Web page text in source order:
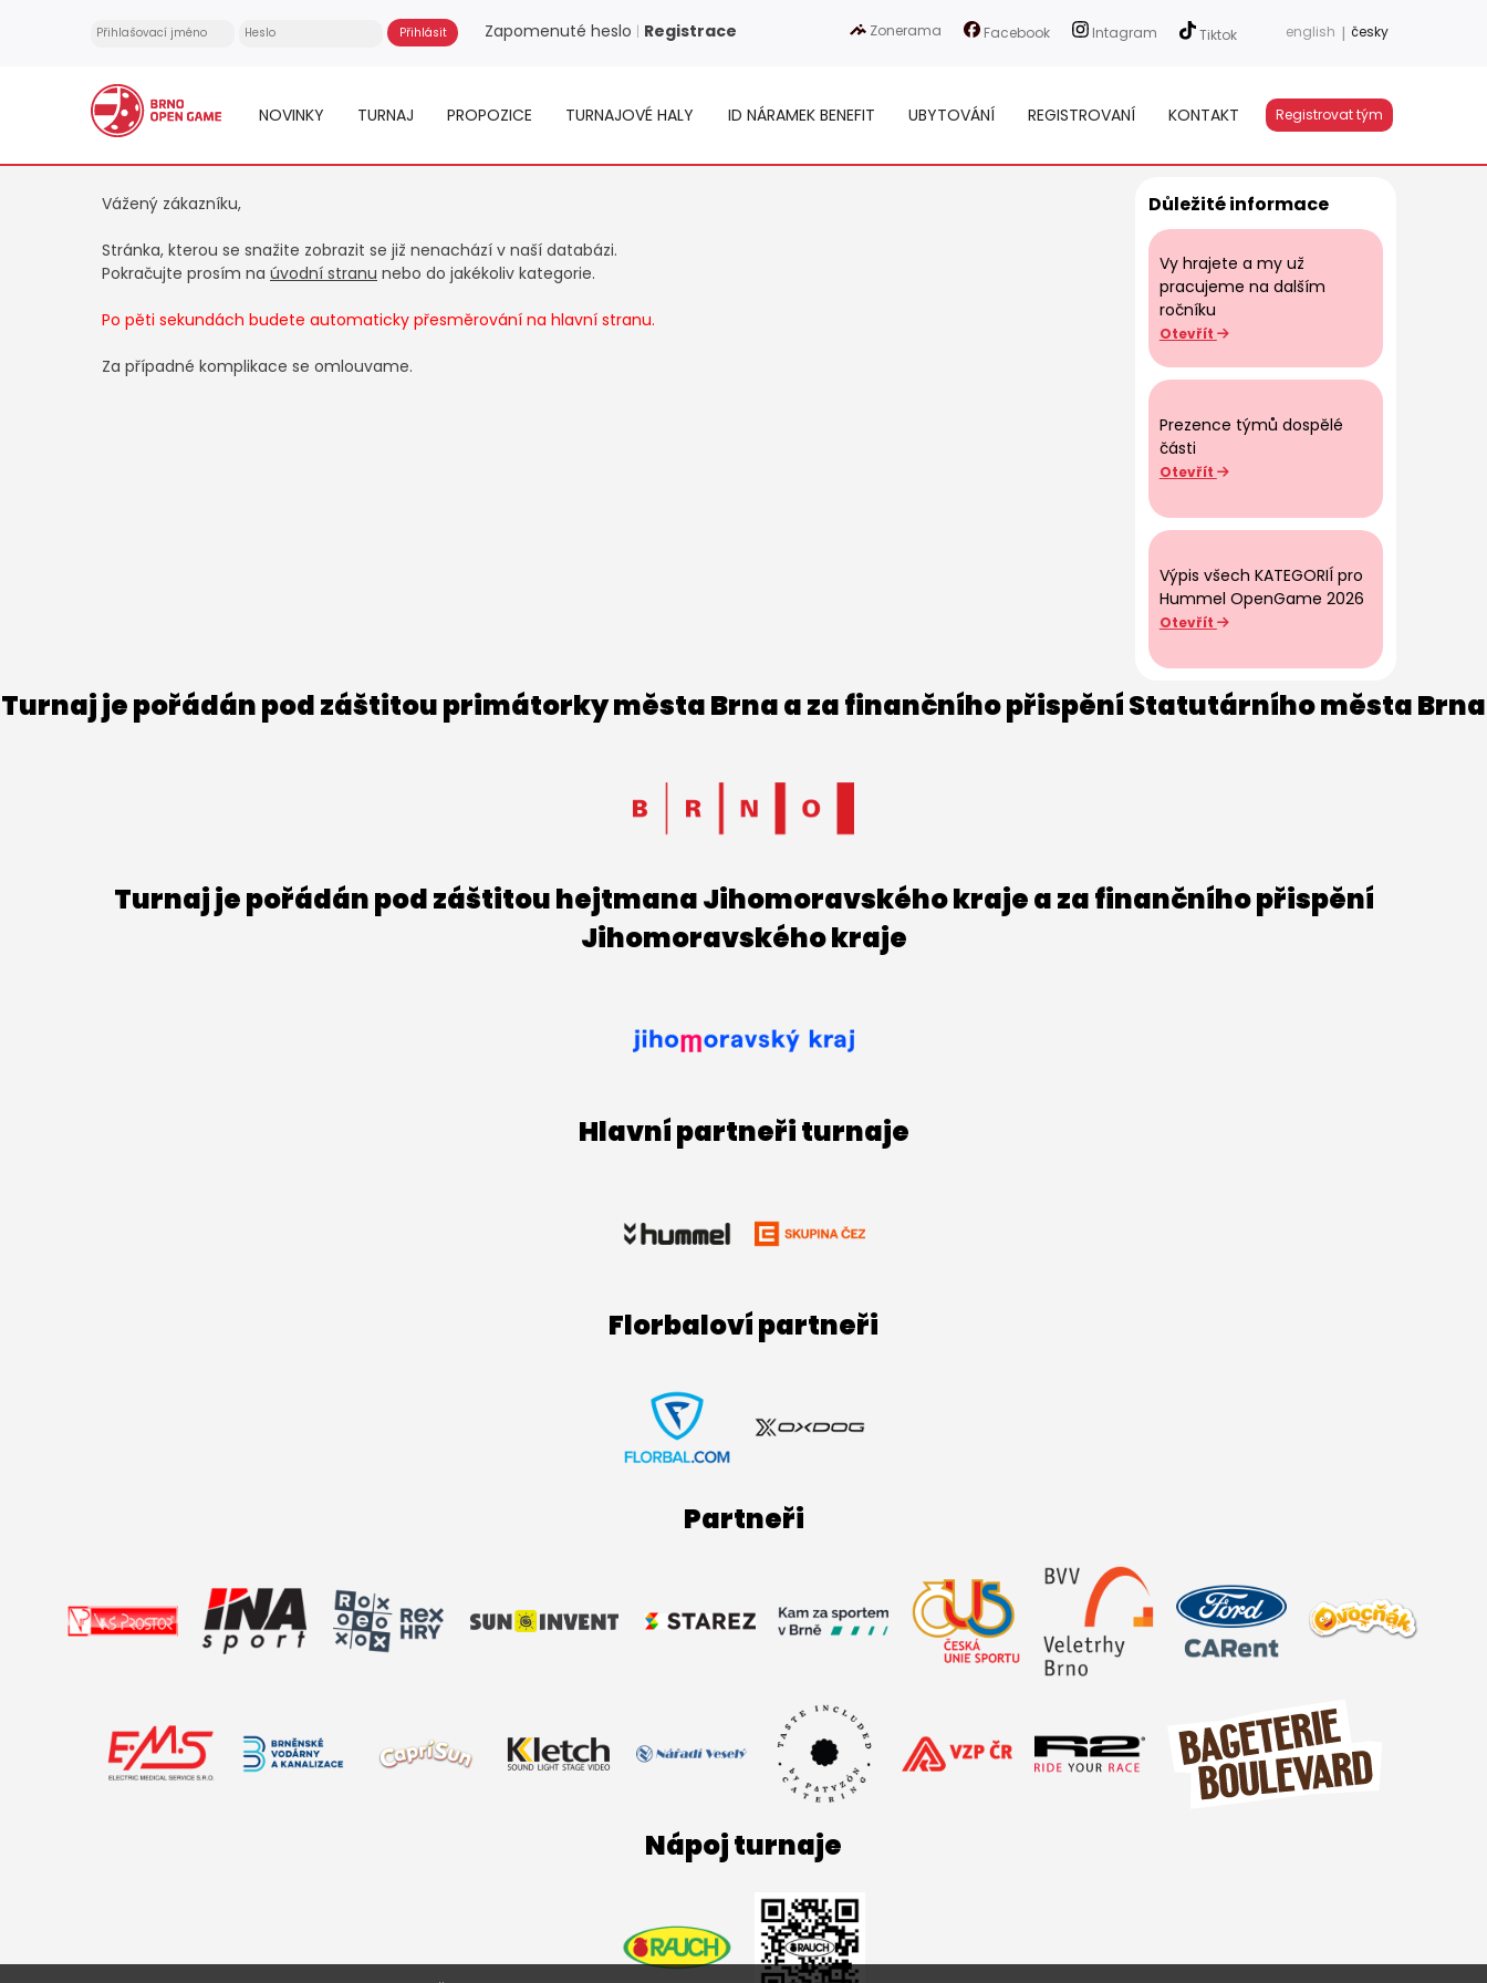
Zapomenuté heslo | Registrace Zonerama Facebook Intagram Tiktok english | česky
NOVINKY TURNAJ PROPOZICE TURNAJOVÉ HALY ID NÁRAMEK BENEFIT UBYTOVÁNÍ REGISTROVANÍ KONTAKT Registrovat tým
Vážený zákazníku,
Stránka, kterou se snažite zobrazit se již nenachází v naší databázi.
Pokračujte prosím na úvodní stranu nebo do jakékoliv kategorie.
Po pěti sekundách budete automaticky přesměrování na hlavní stranu.
Za případné komplikace se omlouvame.
Důležité informace
Vy hrajete a my už
pracujeme na dalším
ročníku
Otevřít
Prezence týmů dospělé
části
Otevřít
Výpis všech KATEGORIÍ pro
Hummel OpenGame 2026
Otevřít
Turnaj je pořádán pod záštitou primátorky města Brna a za finančního přispění Statutárního města Brna
Turnaj je pořádán pod záštitou hejtmana Jihomoravského kraje a za finančního přispění
Jihomoravského kraje
Hlavní partneři turnaje
Florbaloví partneři
Partneři
Nápoj turnaje